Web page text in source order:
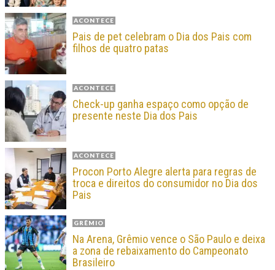
ACONTECE
Pais de pet celebram o Dia dos Pais com
filhos de quatro patas
ACONTECE
Check-up ganha espaço como opção de
presente neste Dia dos Pais
ACONTECE
Procon Porto Alegre alerta para regras de
troca e direitos do consumidor no Dia dos
Pais
GRÊMIO
Na Arena, Grêmio vence o São Paulo e deixa
a zona de rebaixamento do Campeonato
Brasileiro